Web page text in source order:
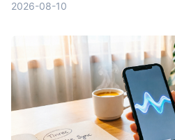
合台灣團隊的會議記錄方案。
2026-08-10